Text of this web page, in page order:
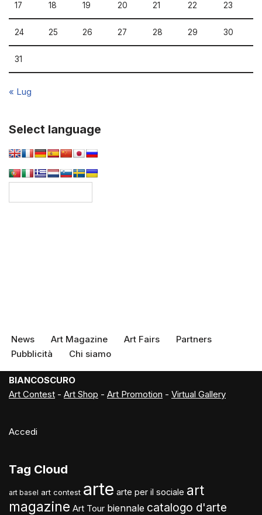
17 18 19 20 21 22 23
24 25 26 27 28 29 30
31
« Lug
Select language
News Art Magazine Art Fairs
Partners
Pubblicità
Chi siamo
BIANCOSCURO
Art Contest - Art Shop - Art Promotion - Virtual Gallery
Accedi
Tag Cloud
art basel art contest arte arte per il sociale art
magazine Art Tour biennale catalogo d'arte